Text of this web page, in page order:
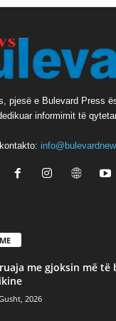
pjesë e Bulevard Press
informimit të
me gjoksin më të
2026